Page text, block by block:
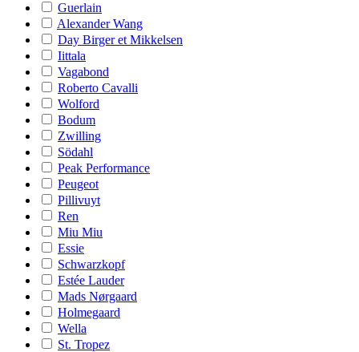
Guerlain
Alexander Wang
Day Birger et Mikkelsen
Iittala
Vagabond
Roberto Cavalli
Wolford
Bodum
Zwilling
Södahl
Peak Performance
Peugeot
Pillivuyt
Ren
Miu Miu
Essie
Schwarzkopf
Estée Lauder
Mads Nørgaard
Holmegaard
Wella
St. Tropez